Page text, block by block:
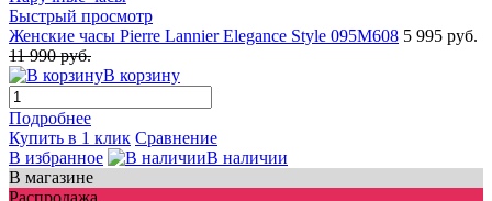
Быстрый просмотр
Женские часы Pierre Lannier Elegance Style 095M608 5 995 руб.
11 990 руб.
В корзину
Подробнее
Купить в 1 клик Сравнение
В избранное
В наличии
В магазине
Распродажа